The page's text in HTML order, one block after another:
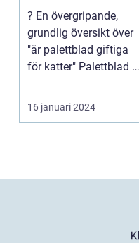
? En övergripande,
grundlig översikt över
"är palettblad giftiga
för katter" Palettblad är
16 januari 2024